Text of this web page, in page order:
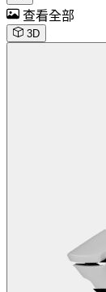
查看全部
3D